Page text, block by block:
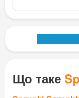
Що таке